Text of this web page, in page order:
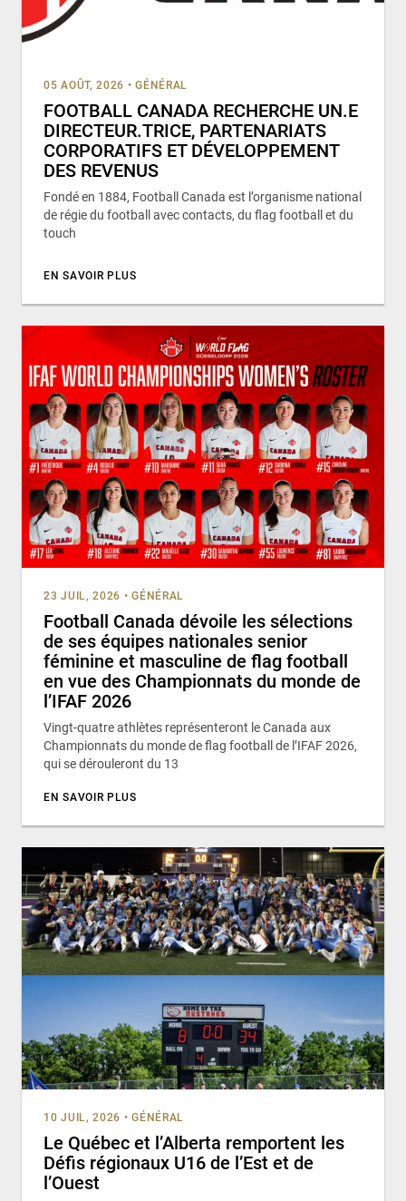
05 AOÛT, 2026 • GÉNÉRAL
FOOTBALL CANADA RECHERCHE UN.E
DIRECTEUR.TRICE, PARTENARIATS
CORPORATIFS ET DÉVELOPPEMENT
DES REVENUS
Fondé en 1884, Football Canada est l’organisme national
de régie du football avec contacts, du flag football et du
touch
EN SAVOIR PLUS
23 JUIL, 2026 • GÉNÉRAL
Football Canada dévoile les sélections
de ses équipes nationales senior
féminine et masculine de flag football
en vue des Championnats du monde de
l’IFAF 2026
Vingt-quatre athlètes représenteront le Canada aux
Championnats du monde de flag football de l’IFAF 2026,
qui se dérouleront du 13
EN SAVOIR PLUS
10 JUIL, 2026 • GÉNÉRAL
Le Québec et l’Alberta remportent les
Défis régionaux U16 de l’Est et de
l’Ouest